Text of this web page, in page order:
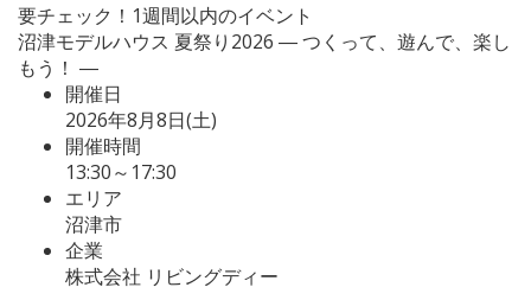
要チェック！1週間以内のイベント
沼津モデルハウス 夏祭り2026 ― つくって、遊んで、楽し
もう！ ―
開催日
2026年8月8日(土)
開催時間
13:30～17:30
エリア
沼津市
企業
株式会社 リビングディー